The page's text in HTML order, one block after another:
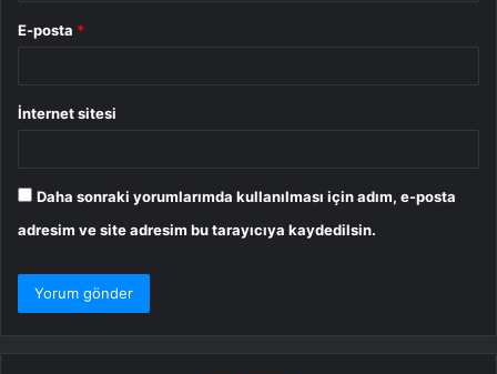
E-posta *
İnternet sitesi
Daha sonraki yorumlarımda kullanılması için adım, e-posta
adresim ve site adresim bu tarayıcıya kaydedilsin.